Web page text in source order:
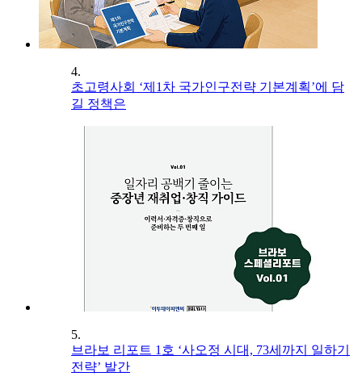
4.
초고령사회 ‘제1차 국가인구전략 기본계획’에 담
길 정책은
5.
브라보 리포트 1호 ‘사오정 시대, 73세까지 일하기
전략’ 발간